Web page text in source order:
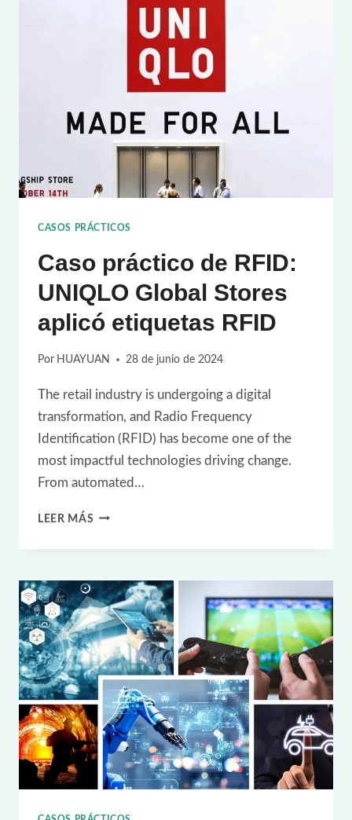
DECATHLON
TRANSFORMÓ
MINORISTA
CON
TECNOLOGÍA
CASOS PRÁCTICOS
Caso práctico de RFID:
UNIQLO Global Stores
aplicó etiquetas RFID
Por HUAYUAN 28 de junio de 2024
The retail industry is undergoing a digital
transformation, and Radio Frequency
Identification (RFID) has become one of the
most impactful technologies driving change.
From automated…
LEER MÁS CASO
RFID:
UNIQLO
GLOBAL
STORES
APLICÓ
ETIQUETAS
RFID